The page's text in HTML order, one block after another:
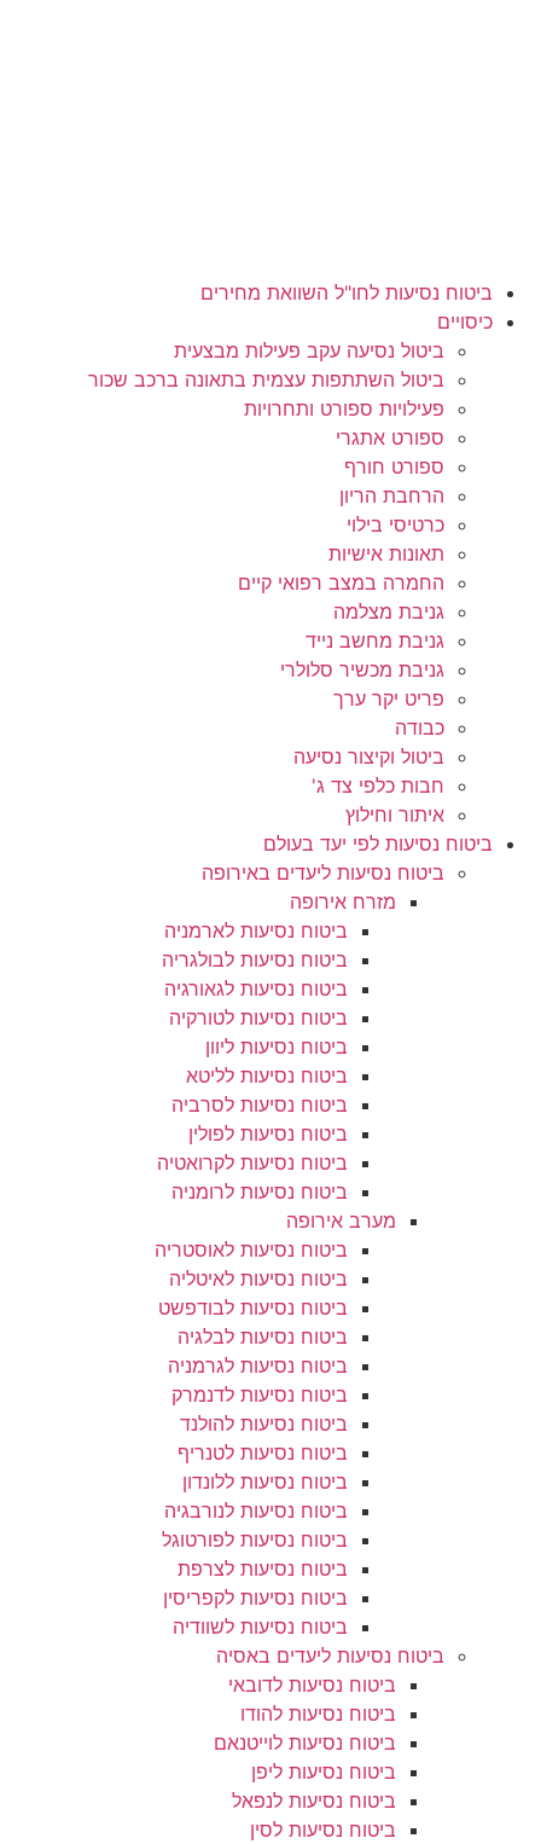
ביטוח נסיעות לחו"ל השוואת מחירים
כיסויים
ביטול נסיעה עקב פעילות מבצעית
ביטול השתתפות עצמית בתאונה ברכב שכור
פעילויות ספורט ותחרויות
ספורט אתגרי
ספורט חורף
הרחבת הריון
כרטיסי בילוי
תאונות אישיות
החמרה במצב רפואי קיים
גניבת מצלמה
גניבת מחשב נייד
גניבת מכשיר סלולרי
פריט יקר ערך
כבודה
ביטול וקיצור נסיעה
חבות כלפי צד ג'
איתור וחילוץ
ביטוח נסיעות לפי יעד בעולם
ביטוח נסיעות ליעדים באירופה
מזרח אירופה
ביטוח נסיעות לארמניה
ביטוח נסיעות לבולגריה
ביטוח נסיעות לגאורגיה
ביטוח נסיעות לטורקיה
ביטוח נסיעות ליוון
ביטוח נסיעות לליטא
ביטוח נסיעות לסרביה
ביטוח נסיעות לפולין
ביטוח נסיעות לקרואטיה
ביטוח נסיעות לרומניה
מערב אירופה
ביטוח נסיעות לאוסטריה
ביטוח נסיעות לאיטליה
ביטוח נסיעות לבודפשט
ביטוח נסיעות לבלגיה
ביטוח נסיעות לגרמניה
ביטוח נסיעות לדנמרק
ביטוח נסיעות להולנד
ביטוח נסיעות לטנריף
ביטוח נסיעות ללונדון
ביטוח נסיעות לנורבגיה
ביטוח נסיעות לפורטוגל
ביטוח נסיעות לצרפת
ביטוח נסיעות לקפריסין
ביטוח נסיעות לשוודיה
ביטוח נסיעות ליעדים באסיה
ביטוח נסיעות לדובאי
ביטוח נסיעות להודו
ביטוח נסיעות לוייטנאם
ביטוח נסיעות ליפן
ביטוח נסיעות לנפאל
ביטוח נסיעות לסין